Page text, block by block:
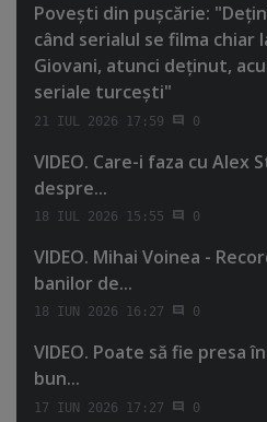
Poveşti din puşcărie:
când serialul se filma chiar
Giovani, atunci deţinut,
seriale turceşti"
21 IUL 2026 17:59 0
VIDEO. Care-i faza cu Alex
despre...
18 IUL 2026 15:55 0
VIDEO. Mihai Voinea -
banilor de...
18 IUN 2026 16:27 0
VIDEO. Poate să fie presa
bun...
17 IUN 2026 17:27 0